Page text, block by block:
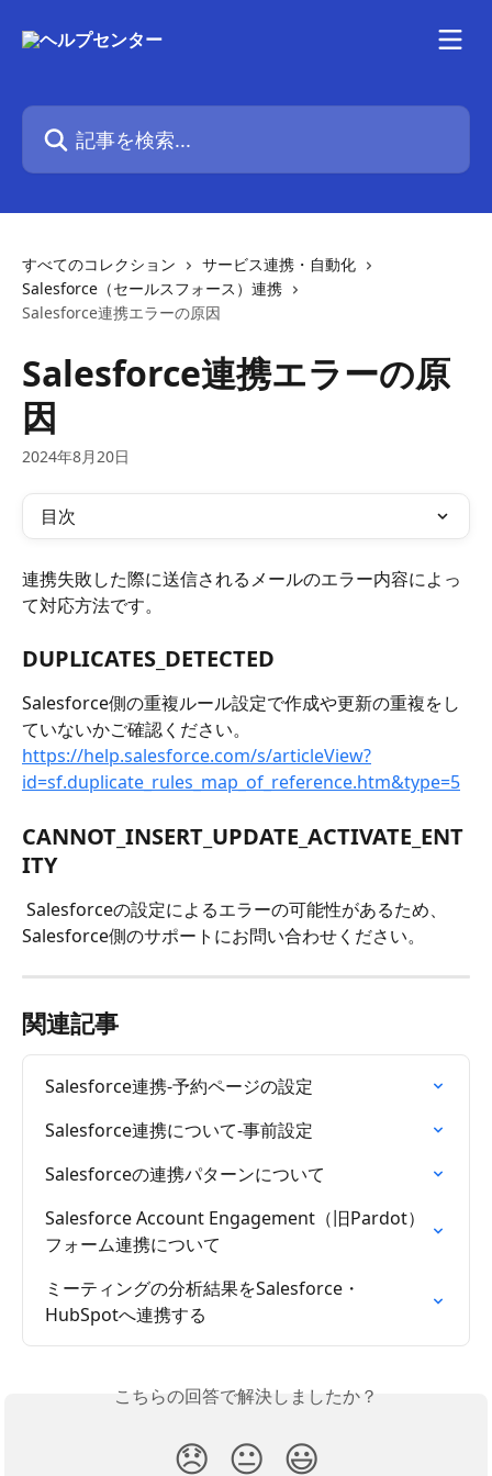
記事を検索...
すべてのコレクション
サービス連携・自動化
Salesforce（セールスフォース）連携
Salesforce連携エラーの原因
Salesforce連携エラーの原
因
2024年8月20日
目次
連携失敗した際に送信されるメールのエラー内容によっ
て対応方法です。
DUPLICATES_DETECTED
Salesforce側の重複ルール設定で作成や更新の重複をし
ていないかご確認ください。
https://help.salesforce.com/s/articleView?
id=sf.duplicate_rules_map_of_reference.htm&type=5
CANNOT_INSERT_UPDATE_ACTIVATE_ENT
ITY
Salesforce側のサポートにお問い合わせください。
関連記事
Salesforce連携-予約ページの設定
Salesforce連携について-事前設定
Salesforceの連携パターンについて
Salesforce Account Engagement（旧Pardot）
フォーム連携について
ミーティングの分析結果をSalesforce・
HubSpotへ連携する
こちらの回答で解決しましたか？
😞 😐 😃